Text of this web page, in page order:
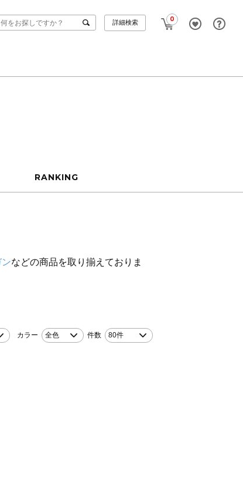
0
詳細検索
RANKING
などの商品を取り揃えておりま
カラー 全色 件数 80件